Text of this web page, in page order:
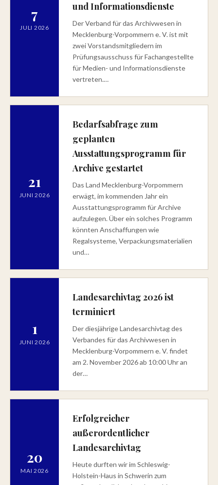
7
JULI 2026
und Informationsdienste
Der Verband für das Archivwesen in
Mecklenburg-Vorpommern e. V. ist mit
zwei Vorstandsmitgliedern im
Prüfungsausschuss für Fachangestellte
für Medien- und Informationsdienste
vertreten.…
21
JUNI 2026
Bedarfsabfrage zum
geplanten
Ausstattungsprogramm für
Archive gestartet
Das Land Mecklenburg-Vorpommern
erwägt, im kommenden Jahr ein
Ausstattungsprogramm für Archive
aufzulegen. Über ein solches Programm
könnten Anschaffungen wie
Regalsysteme, Verpackungsmaterialien
und…
1
JUNI 2026
Landesarchivtag 2026 ist
terminiert
Der diesjährige Landesarchivtag des
Verbandes für das Archivwesen in
Mecklenburg-Vorpommern e. V. findet
am 2. November 2026 ab 10:00 Uhr an
der…
20
MAI 2026
Erfolgreicher
außerordentlicher
Landesarchivtag
Heute durften wir im Schleswig-
Holstein-Haus in Schwerin zum